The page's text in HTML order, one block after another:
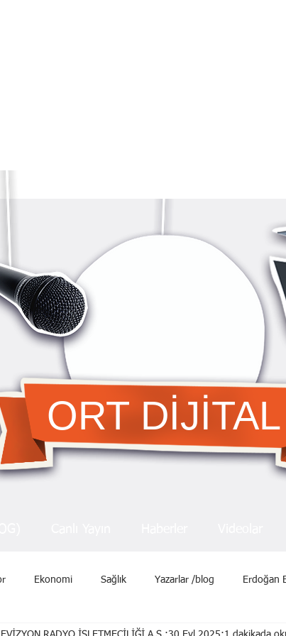
ORT DİJİTAL
Ekonomi Sağlık Yazarlar /blog Erdoğan